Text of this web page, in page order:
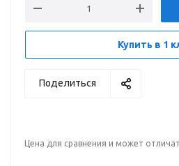
Купить в 1
Поделиться
Цена для сравнения и может